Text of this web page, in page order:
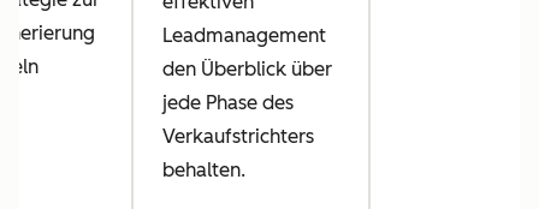
Leadmanagement
den Überblick über
jede Phase des
Verkaufstrichters
behalten.